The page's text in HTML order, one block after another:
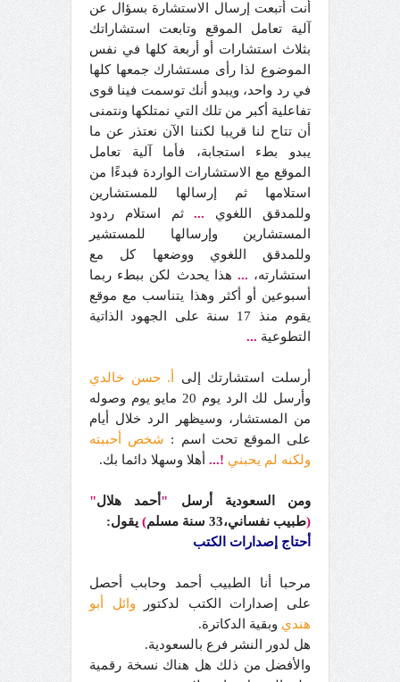
أنت أتبعت إرسال الاستشارة بسؤال عن
آلية تعامل الموقع وتابعت استشاراتك
بثلاث استشارات أو أربعة كلها في نفس
الموضوع لذا رأى مستشارك جمعها كلها
في رد واحد، ويبدو أنك توسمت فينا قوى
تفاعلية أكبر من تلك التي نمتلكها ونتمنى
أن تتاح لنا قريبا لكننا الآن نعتذر عن ما
يبدو بطء استجابة، فأما آلية تعامل
الموقع مع الاستشارات الواردة فبدءًا من
استلامها ثم إرسالها للمستشارين
وللمدقق اللغوي ...ثم استلام ردود
المستشارين وإرسالها للمستشير
وللمدقق اللغوي ووضعها كل مع
استشارته، ... هذا يحدث لكن ببطء ربما
أسبوعين أو أكثر وهذا يتناسب مع موقع
يقوم منذ 17 سنة على الجهود الذاتية
التطوعية ...
أرسلت استشارتك إلى
أ. حسن خالدي
وأرسل لك الرد يوم 20 مايو يوم وصوله
من المستشار، وسيظهر الرد خلال أيام
على الموقع تحت اسم : شخص أحببته
ولكنه لم يحبني !
... أهلا وسهلا دائما بك.
ومن السعودية أرسل " أحمد هلال"
(طبيب نفساني،33 سنة مسلم ) يقول:
أحتاج إصدارات الكتب
مرحبا أنا الطبيب أحمد وحابب أحصل
على إصدارات الكتب لدكتور وائل أبو
هندي وبقية الدكاترة.
هل لدور النشر فرع بالسعودية.
والأفضل من ذلك هل هناك نسخة رقمية